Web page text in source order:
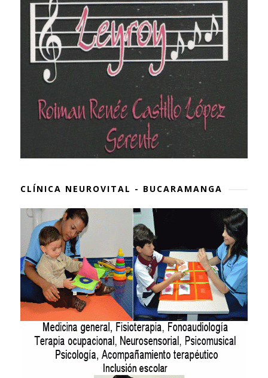
CLÍNICA NEUROVITAL - BUCARAMANGA